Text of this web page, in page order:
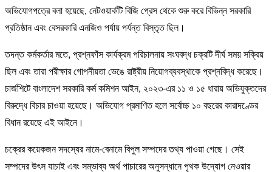
অভিযোগপত্রে বলা হয়েছে, নেটওয়ার্কটি বিজি প্রেস থেকে শুরু করে বিভিন্ন সরকারি
প্রতিষ্ঠান এবং বেসরকারি এনজিও পর্যায় পর্যন্ত বিস্তৃত ছিল।
তদন্ত কর্মকর্তার মতে, প্রশ্নফাঁস কার্যক্রম পরিচালনায় সংঘবদ্ধ চক্রটি দীর্ঘ সময় সক্রিয়
ছিল এবং তারা পরীক্ষার গোপনীয়তা ভেঙে রাষ্ট্রীয় নিয়োগব্যবস্থাকে প্রশ্নবিদ্ধ করেছে।
চার্জশিটে বাংলাদেশ সরকারি কর্ম কমিশন আইন, ২০২৩-এর ১১ ও ১৫ ধারায় অভিযুক্তদের
বিরুদ্ধে বিচার চাওয়া হয়েছে। অভিযোগ প্রমাণিত হলে সর্বোচ্চ ১০ বছরের কারাদণ্ডের
বিধান রয়েছে এই আইনে।
চক্রের কয়েকজন সদস্যের নামে-বেনামে বিপুল সম্পদের তথ্য পাওয়া গেছে। সেই
সম্পদের উৎস যাচাই এবং সম্ভাব্য অর্থ পাচারের অনুসন্ধানে পৃথক উদ্যোগ নেওয়ার